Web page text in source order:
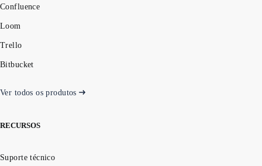
Confluence
Loom
Trello
Bitbucket
Ver todos os produtos
RECURSOS
Suporte técnico